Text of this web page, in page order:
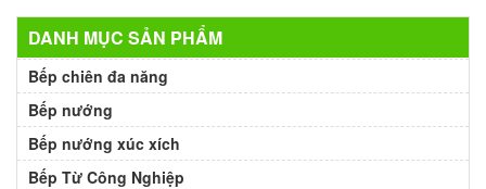
DANH MỤC SẢN PHẨM
Bếp chiên đa năng
Bếp nướng
Bếp nướng xúc xích
Bếp Từ Công Nghiệp